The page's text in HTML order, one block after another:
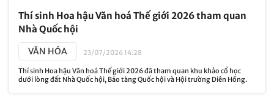
Thí sinh Hoa hậu Văn hoá Thế giới 2026 tham quan
Nhà Quốc hội
VĂN HÓA 23/07/2026 14:28
Thí sinh Hoa hậu Văn hoá Thế giới 2026 đã tham quan khu khảo cổ học
dưới lòng đất Nhà Quốc hội, Bảo tàng Quốc hội và Hội trường Diên Hồng.